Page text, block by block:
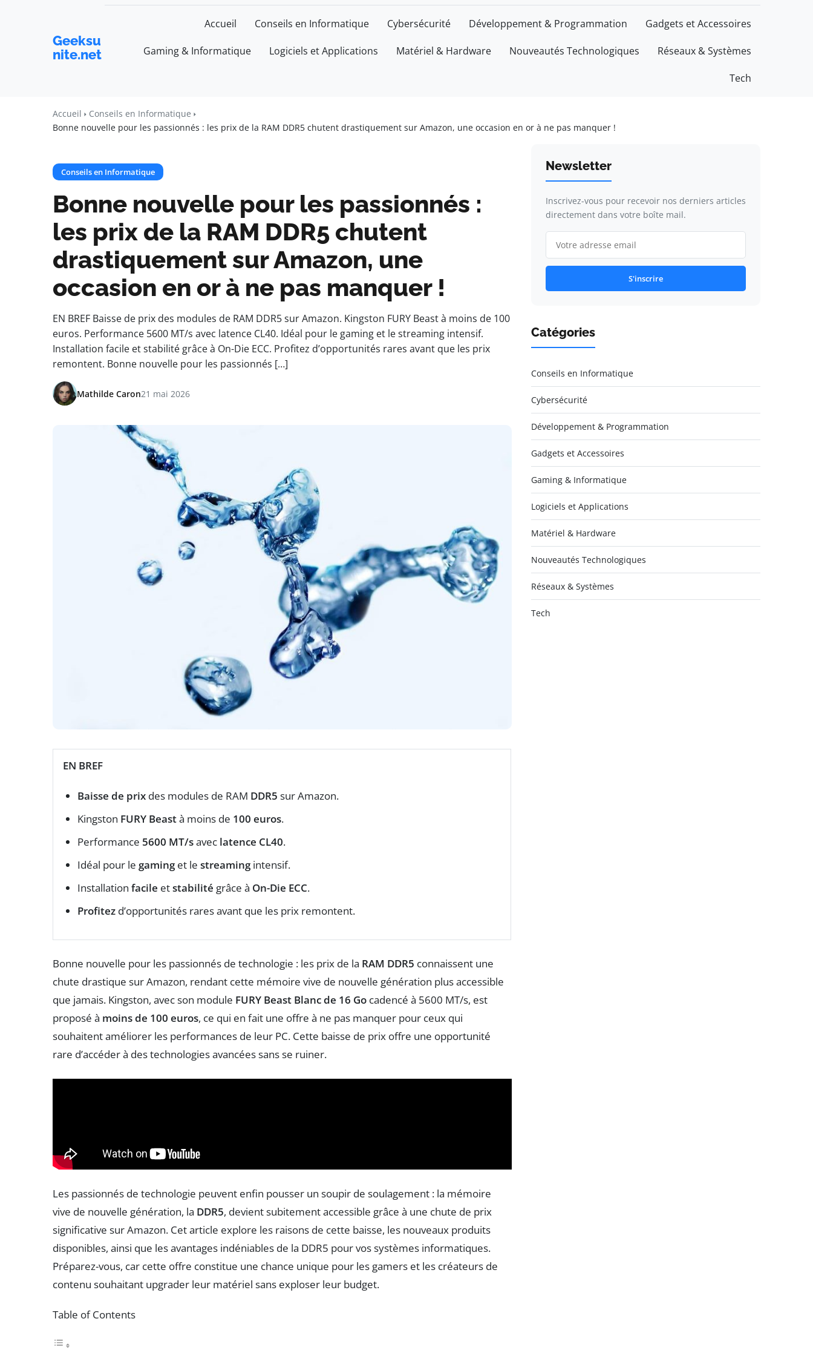
Geeksu
nite.net
Accueil Conseils en Informatique Cybersécurité Développement & Programmation Gadgets et Accessoires
Gaming & Informatique Logiciels et Applications Matériel & Hardware Nouveautés Technologiques Réseaux & Systèmes
Tech
Accueil
Conseils en Informatique
Bonne nouvelle pour les passionnés : les prix de la RAM DDR5 chutent drastiquement sur Amazon, une occasion en or à ne pas manquer !
Conseils en Informatique
Bonne nouvelle pour les passionnés :
les prix de la RAM DDR5 chutent
drastiquement sur Amazon, une
occasion en or à ne pas manquer !
EN BREF Baisse de prix des modules de RAM DDR5 sur Amazon. Kingston FURY Beast à moins de 100
euros. Performance 5600 MT/s avec latence CL40. Idéal pour le gaming et le streaming intensif.
Installation facile et stabilité grâce à On-Die ECC. Profitez d’opportunités rares avant que les prix
remontent. Bonne nouvelle pour les passionnés […]
Mathilde Caron21 mai 2026
EN BREF
Baisse de prix des modules de RAM DDR5 sur Amazon.
Kingston FURY Beastà moins de 100 euros.
Performance 5600 MT/savec latence CL40.
Idéal pour le gaminget le streamingintensif.
Installation facile etstabilité grâce à On-Die ECC.
Profitez d’opportunités rares avant que les prix remontent.
Bonne nouvelle pour les passionnés de technologie : les prix de la RAM DDR5 connaissent une
chute drastique sur Amazon, rendant cette mémoire vive de nouvelle génération plus accessible
que jamais. Kingston, avec son module FURY Beast Blanc de 16 Go cadencé à 5600 MT/s, est
proposé à moins de 100 euros, ce qui en fait une offre à ne pas manquer pour ceux qui
souhaitent améliorer les performances de leur PC. Cette baisse de prix offre une opportunité
rare d’accéder à des technologies avancées sans se ruiner.
Les passionnés de technologie peuvent enfin pousser un soupir de soulagement : la mémoire
vive de nouvelle génération, la DDR5, devient subitement accessible grâce à une chute de prix
significative sur Amazon. Cet article explore les raisons de cette baisse, les nouveaux produits
disponibles, ainsi que les avantages indéniables de la DDR5 pour vos systèmes informatiques.
Préparez-vous, car cette offre constitue une chance unique pour les gamers et les créateurs de
contenu souhaitant upgrader leur matériel sans exploser leur budget.
Table of Contents
Newsletter
Inscrivez-vous pour recevoir nos derniers articles
directement dans votre boîte mail.
S'inscrire
Catégories
Conseils en Informatique
Cybersécurité
Développement & Programmation
Gadgets et Accessoires
Gaming & Informatique
Logiciels et Applications
Matériel & Hardware
Nouveautés Technologiques
Réseaux & Systèmes
Tech